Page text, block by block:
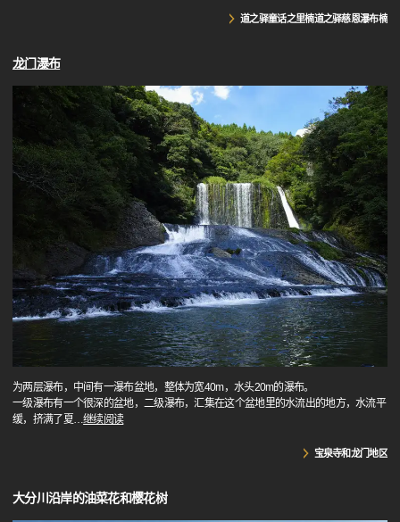
道之驿童话之里楠道之驿慈恩瀑布楠
龙门瀑布
为两层瀑布，中间有一瀑布盆地，整体为宽40m，水头20m的瀑布。
一级瀑布有一个很深的盆地，二级瀑布，汇集在这个盆地里的水流出的地方，水流平
缓，挤满了夏…继续阅读
宝泉寺和龙门地区
大分川沿岸的油菜花和樱花树